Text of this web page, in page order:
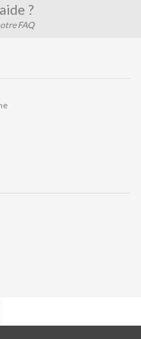
?
FAQ